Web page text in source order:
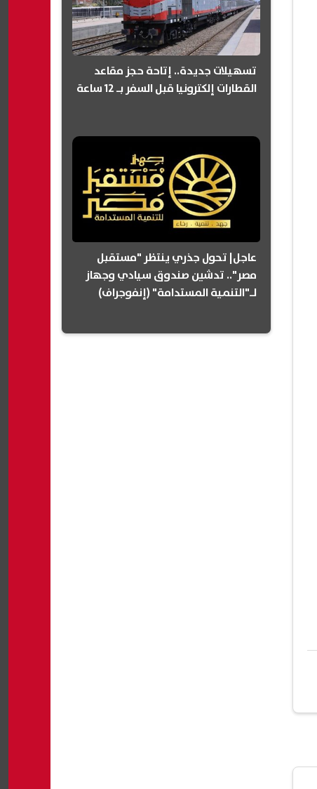
تسهيلات جديدة.. إتاحة حجز مقاعد
القطارات إلكترونيا قبل السفر بـ 12 ساعة
عاجل| تحول جذري ينتظر "مستقبل
مصر".. تدشين صندوق سيادي وجهاز
لـ"التنمية المستدامة" (إنفوجراف)